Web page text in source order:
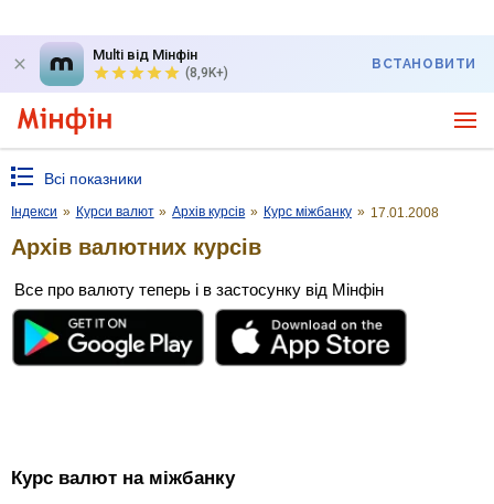
Multi від Мінфін
(8,9K+)
ВСТАНОВИТИ
Всі показники
Індекси » Курси валют » Архів курсів » Курс міжбанку » 17.01.2008
Архів валютних курсів
Все про валюту теперь і в застосунку від Мінфін
Курс валют на міжбанку